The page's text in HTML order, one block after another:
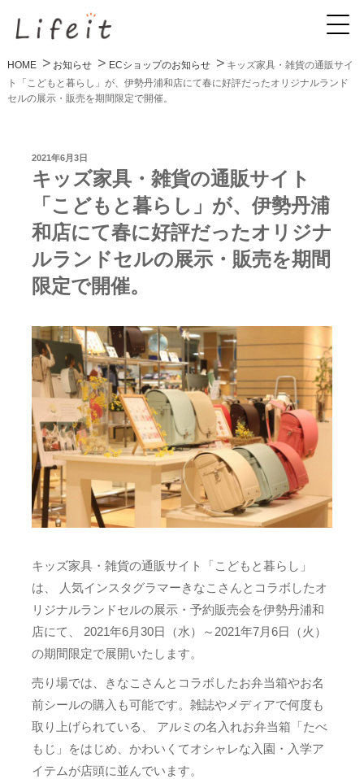
HOME お知らせ ECショップのお知らせ
キッズ家具・雑貨の通販サイ
ト「こどもと暮らし」が、伊勢丹浦和店にて春に好評だったオリジナルランド
セルの展示・販売を期間限定で開催。
投
稿
日:
2021年6月3日
キッズ家具・雑貨の通販サイト
「こどもと暮らし」が、伊勢丹浦
和店にて春に好評だったオリジナ
ルランドセルの展示・販売を期間
限定で開催。
キッズ家具・雑貨の通販サイト「こどもと暮らし」
は、 人気インスタグラマーきなこさんとコラボしたオ
リジナルランドセルの展示・予約販売会を伊勢丹浦和
店にて、 2021年6月30日（水）～2021年7月6日（火）
の期間限定で展開いたします。
売り場では、きなこさんとコラボしたお弁当箱やお名
前シールの購入も可能です。雑誌やメディアで何度も
取り上げられている、 アルミの名入れお弁当箱「たべ
もじ」をはじめ、かわいくてオシャレな入園・入学ア
イテムが店頭に並んでいます。